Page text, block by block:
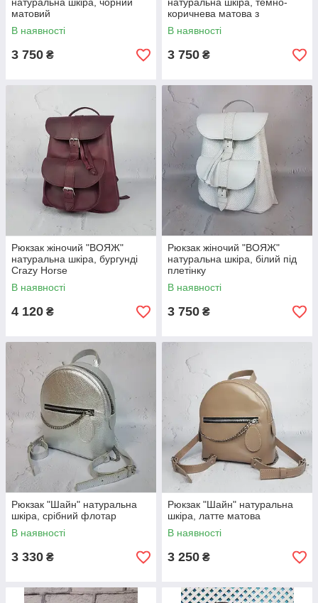
матовий
В наявності
3 750 ₴
коричнева матова з
плетінкою
В наявності
3 750 ₴
Рюкзак жіночий "ВОЯЖ"
натуральна шкіра, бургунді
Crazy Horse
В наявності
4 120 ₴
Рюкзак жіночий "ВОЯЖ"
натуральна шкіра, білий під
плетінку
В наявності
3 750 ₴
Рюкзак "Шайн" натуральна
шкіра, срібний флотар
В наявності
3 330 ₴
Рюкзак "Шайн" натуральна
шкіра, латте матова
В наявності
3 250 ₴